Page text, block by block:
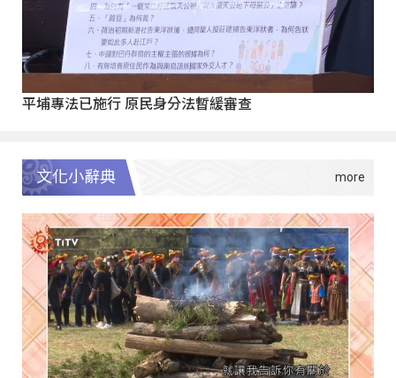
平埔專法已施行 原民身分法暫緩審查
文化小辭典